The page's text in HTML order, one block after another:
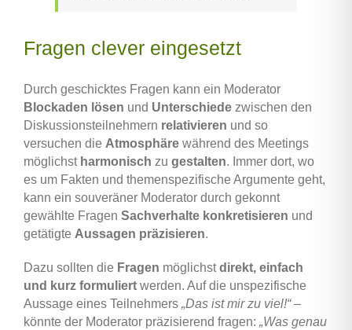
Fragen clever eingesetzt
Durch geschicktes Fragen kann ein Moderator
Blockaden lösen und Unterschiede zwischen den
Diskussionsteilnehmern relativieren und so
versuchen die Atmosphäre während des Meetings
möglichst harmonisch zu gestalten. Immer dort, wo
es um Fakten und themenspezifische Argumente geht,
kann ein souveräner Moderator durch gekonnt
gewählte Fragen Sachverhalte konkretisieren und
getätigte Aussagen präzisieren.
Dazu sollten die Fragen möglichstdirekt, einfach
und kurz formuliert werden. Auf die unspezifische
Aussage eines Teilnehmers „Das ist mir zu viel!“–
könnte der Moderator präzisierend fragen: „Was genau